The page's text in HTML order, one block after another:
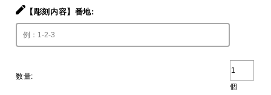
【彫刻内容】番地:
数量:
個